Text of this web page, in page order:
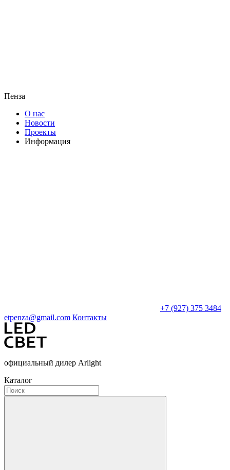
Пенза
О нас
Новости
Проекты
Информация
+7 (927) 375 3484
etpenza@gmail.com Контакты
официальный дилер Arlight
Каталог